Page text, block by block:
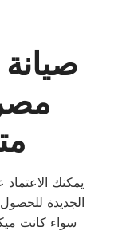
يمكنك
الجديدة
سواء كانت